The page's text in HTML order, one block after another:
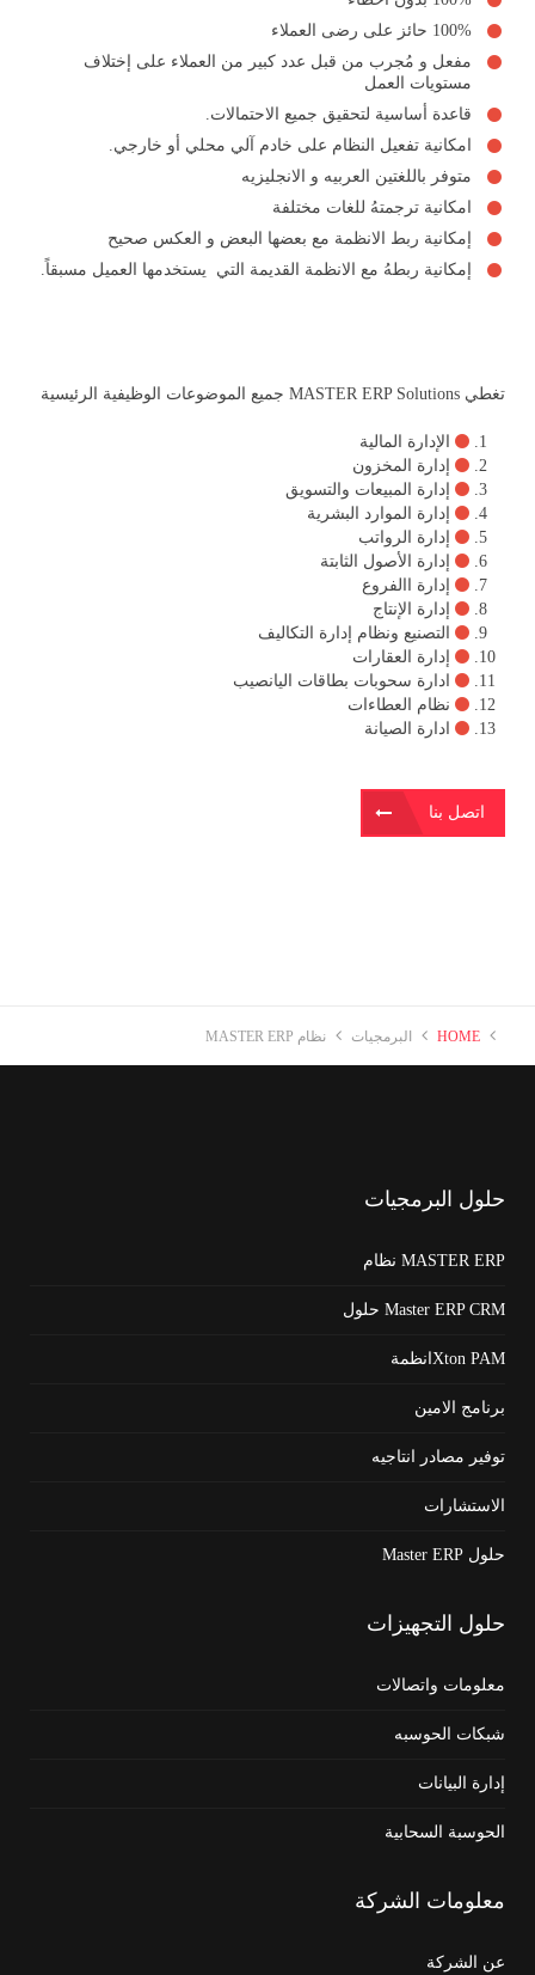
100% حائز على رضى العملاء
مفعل و مُجرب من قبل عدد كبير من العملاء على إختلاف
مستويات العمل
قاعدة أساسية لتحقيق جميع الاحتمالات.
امكانية تفعيل النظام على خادم آلي محلي أو خارجي.
متوفر باللغتين العربيه و الانجليزيه
امكانية ترجمتهُ للغات مختلفة
إمكانية ربط الانظمة مع بعضها البعض و العكس صحيح
إمكانية ربطهُ مع الانظمة القديمة التي يستخدمها العميل مسبقاً.
تغطي MASTER ERP Solutions جميع الموضوعات الوظيفية الرئيسية
الإدارة المالية
إدارة المخزون
إدارة المبيعات والتسويق
إدارة الموارد البشرية
إدارة الرواتب
إدارة الأصول الثابتة
إدارة االفروع
إدارة الإنتاج
التصنيع ونظام إدارة التكاليف
إدارة العقارات
ادارة سحوبات بطاقات اليانصيب
نظام العطاءات
ادارة الصيانة
اتصل بنا
HOME البرمجيات نظام MASTER ERP
حلول البرمجيات
MASTER ERP نظام
Master ERP CRM حلول
Xton PAMانظمة
برنامج الامين
توفير مصادر انتاجيه
الاستشارات
حلول Master ERP
حلول التجهيزات
معلومات واتصالات
شبكات الحوسبه
إدارة البيانات
الحوسبة السحابية
معلومات الشركة
عن الشركة